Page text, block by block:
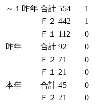
～１昨年 合計 554 1
Ｆ２ 442 1
Ｆ１
112 0
昨年
合計 92 0
Ｆ２ 71 0
Ｆ１
21 0
本年
合計 45 0
Ｆ２ 21 0